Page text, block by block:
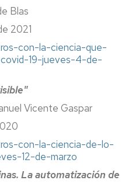
Blas
2021
con-la-ciencia-que-
19-jueves-4-de-
Vicente Gaspar
con-la-ciencia-de-lo-
12-de-marzo
La automatización de